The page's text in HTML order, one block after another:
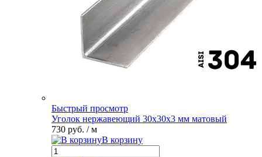
Быстрый просмотр
Уголок нержавеющий 30х30х3 мм матовый
730 руб. / м
В корзину